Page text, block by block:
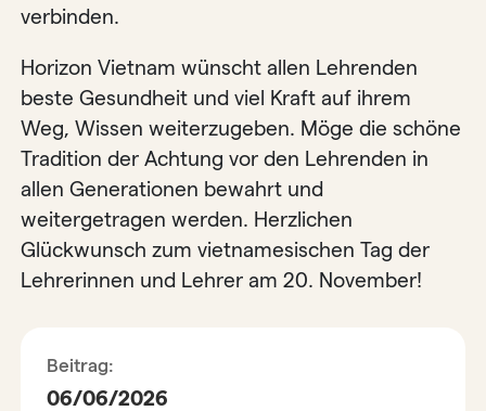
verbinden.
Horizon Vietnam wünscht allen Lehrenden
beste Gesundheit und viel Kraft auf ihrem
Weg, Wissen weiterzugeben. Möge die schöne
Tradition der Achtung vor den Lehrenden in
allen Generationen bewahrt und
weitergetragen werden. Herzlichen
Glückwunsch zum vietnamesischen Tag der
Lehrerinnen und Lehrer am 20. November!
Beitrag:
06/06/2026